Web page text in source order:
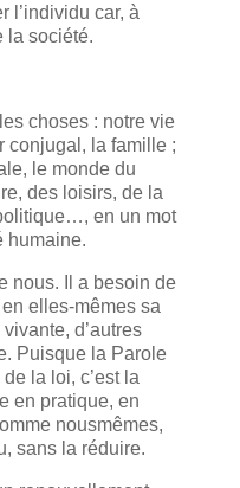
l’individu car, à
la société.
choses : notre vie
conjugal, la famille ;
le monde du
des loisirs, de la
en un mot
humaine.
nous. Il a besoin de
elles-mêmes sa
d’autres
Puisque la Parole
la loi, c’est la
en pratique, en
nousmêmes,
sans la réduire.